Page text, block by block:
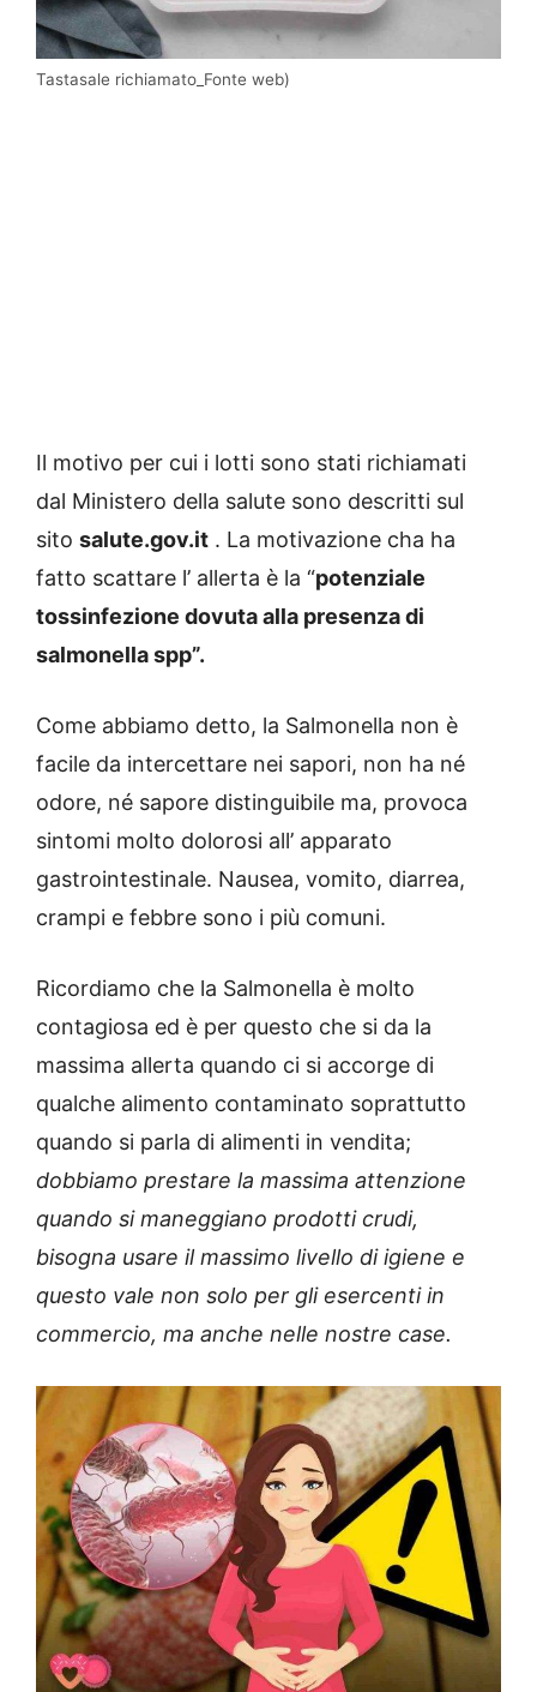
Tastasale richiamato_Fonte web)
Il motivo per cui i lotti sono stati richiamati
dal Ministero della salute sono descritti sul
sito salute.gov.it . La motivazione cha ha
fatto scattare l’ allerta è la “potenziale
tossinfezione dovuta alla presenza di
salmonella spp”.
Come abbiamo detto, la Salmonella non è
facile da intercettare nei sapori, non ha né
odore, né sapore distinguibile ma, provoca
sintomi molto dolorosi all’ apparato
gastrointestinale. Nausea, vomito, diarrea,
crampi e febbre sono i più comuni.
Ricordiamo che la Salmonella è molto
contagiosa ed è per questo che si da la
massima allerta quando ci si accorge di
qualche alimento contaminato soprattutto
quando si parla di alimenti in vendita;
dobbiamo prestare la massima attenzione
quando si maneggiano prodotti crudi,
bisogna usare il massimo livello di igiene e
questo vale non solo per gli esercenti in
commercio, ma anche nelle nostre case.